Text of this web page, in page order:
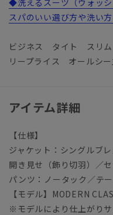
スパのいい選び方や洗い
ビジネス タイト スリ
リープライス オールシー
アイテム詳細
【仕様】
ジャケット：シングルブ
開き見せ（飾り切羽）／
パンツ：ノータック／テ
【モデル】MODERN
※モデルにより仕上がり